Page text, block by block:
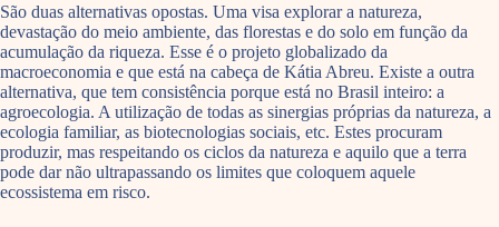
São duas alternativas opostas. Uma visa explorar a natureza,
devastação do meio ambiente, das florestas e do solo em função da
acumulação da riqueza. Esse é o projeto globalizado da
macroeconomia e que está na cabeça de Kátia Abreu. Existe a outra
alternativa, que tem consistência porque está no Brasil inteiro: a
agroecologia. A utilização de todas as sinergias próprias da natureza, a
ecologia familiar, as biotecnologias sociais, etc. Estes procuram
produzir, mas respeitando os ciclos da natureza e aquilo que a terra
pode dar não ultrapassando os limites que coloquem aquele
ecossistema em risco.